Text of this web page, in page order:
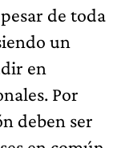
de toda
un
en
Por
deben ser